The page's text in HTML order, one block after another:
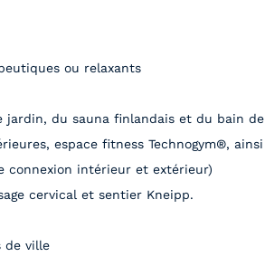
ou relaxants
jardin, du sauna finlandais et du bain de
espace fitness Technogym®, ainsi
connexion intérieur et extérieur)
cervical et sentier Kneipp.
de ville